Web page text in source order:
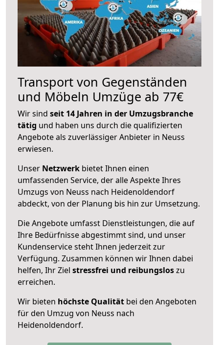
Transport von Gegenständen
und Möbeln Umzüge ab 77€
Wir sind seit 14 Jahren in der Umzugsbranche
tätig und haben uns durch die qualifizierten
Angebote als zuverlässiger Anbieter in Neuss
erwiesen.
Unser Netzwerk bietet Ihnen einen
umfassenden Service, der alle Aspekte Ihres
Umzugs von Neuss nach Heidenoldendorf
abdeckt, von der Planung bis hin zur Umsetzung.
Die Angebote umfasst Dienstleistungen, die auf
Ihre Bedürfnisse abgestimmt sind, und unser
Kundenservice steht Ihnen jederzeit zur
Verfügung. Zusammen können wir Ihnen dabei
helfen, Ihr Ziel stressfrei und reibungsloszu
erreichen.
Wir bieten höchste Qualität bei den Angeboten
für den Umzug von Neuss nach
Heidenoldendorf.